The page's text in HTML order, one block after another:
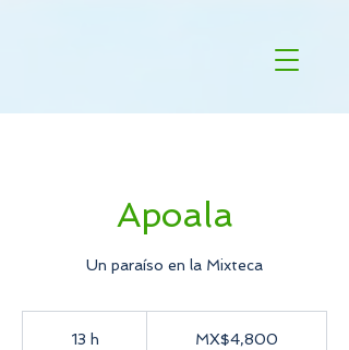
Apoala
Un paraíso en la Mixteca
13 h MX$4,800